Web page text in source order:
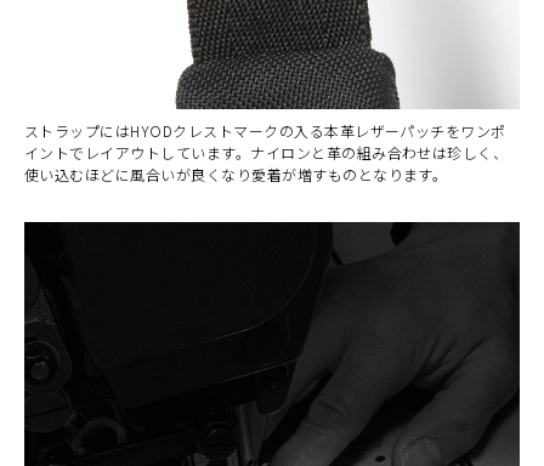
ストラップにはHYODクレストマークの入る本革レザーパッチをワンポ
イントでレイアウトしています。ナイロンと革の組み合わせは珍しく、
使い込むほどに風合いが良くなり愛着が増すものとなります。